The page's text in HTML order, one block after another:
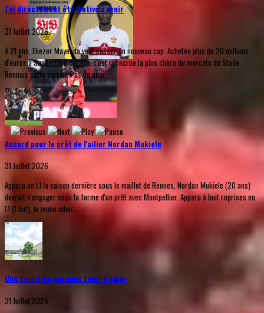
J'ai directement été motivé à venir
31 Juillet 2026
À 21 ans, Eliezer Mayenda veut passer un nouveau cap. Achetée plus de 20 millions
d'euros à Sunderland cet été, c'est la recrue la plus chère du mercato du Stade
Rennais cette saison. Pas de quoi...
Accord pour le prêt de l'ailier Nordan Mukiele
31 Juillet 2026
Apparu en L1 la saison dernière sous le maillot de Rennes, Nordan Mukiele (20 ans)
devrait s'engager sous la forme d'un prêt avec Montpellier. Apparu à huit reprises en
L1 (1 but), le jeune ailier...
Une tradition qui nous tient à cœur
31 Juillet 2026